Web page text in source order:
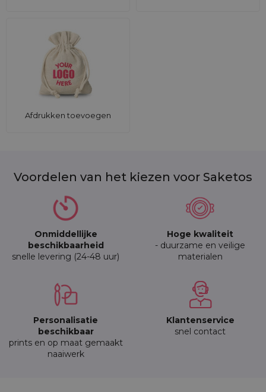
Afdrukken toevoegen
Voordelen van het kiezen voor Saketos
Onmiddellijke
beschikbaarheid
snelle levering (24-48 uur)
Hoge kwaliteit
- duurzame en veilige
materialen
Personalisatie
beschikbaar
prints en op maat gemaakt
naaiwerk
Klantenservice
snel contact